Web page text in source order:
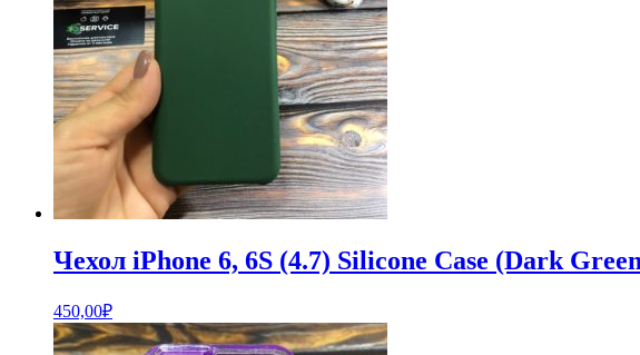
Чехол iPhone 6, 6S (4.7) Silicone Case (Dark
450,00₽